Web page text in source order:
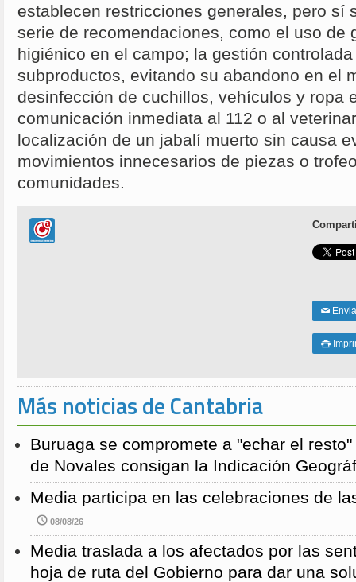
establecen restricciones generales, pero sí
serie de recomendaciones, como el uso de
higiénico en el campo; la gestión
subproductos, evitando su abandono en el
desinfección de cuchillos, vehículos y ropa
comunicación inmediata al 112 o al
localización de un jabalí muerto sin causa
movimientos innecesarios de piezas o
comunidades.
✉

Más noticias de Cantabria
Buruaga se compromete a "echar el
de Novales consigan la Indicación
Media participa en las celebraciones de
08/08/26
Media traslada a los afectados por las
hoja de ruta del Gobierno para dar una